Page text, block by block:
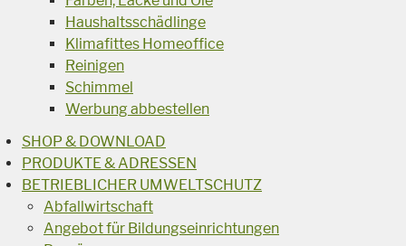
Haushaltsschädlinge
Klimafittes Homeoffice
Reinigen
Schimmel
Werbung abbestellen
SHOP & DOWNLOAD
PRODUKTE & ADRESSEN
BETRIEBLICHER UMWELTSCHUTZ
Abfallwirtschaft
Angebot für Bildungseinrichtungen